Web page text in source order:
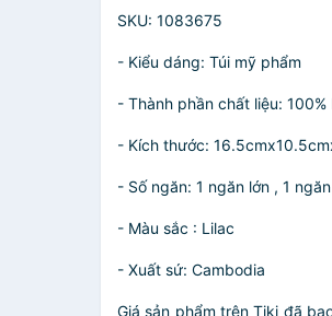
SKU: 1083675
- Kiểu dáng: Túi mỹ phẩm
- Thành phần chất liệu:
- Kích thước:
- Số ngăn: 1 ngăn lớn , 1
- Màu sắc : Lilac
- Xuất sứ: Cambodia
Giá sản phẩm trên Tiki đã